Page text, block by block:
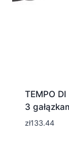
TEMPO
3
zł133.44